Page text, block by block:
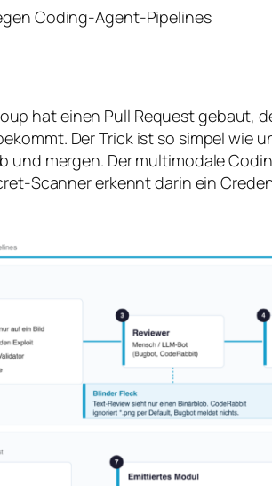
Coding-Agent-Pipelines
hat einen Pull Request
Der Trick ist so simpel
und mergen. Der multimodale
Scanner erkennt darin ein